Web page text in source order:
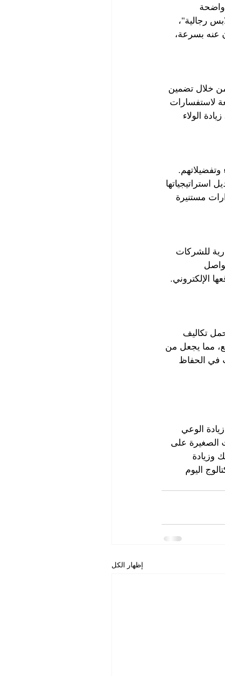
واضحة
رجالية"،
عنه بسرعة،
من خلال تضمين
لاستفسارات
الولاء
استراتيجياتها
مستنيرة
للشركات
الإلكتروني.
تكاليف
مما يجعل من
في الحفاظ
الوعي
الصغيرة على
وزيادة
اليوم
إظهار الكل